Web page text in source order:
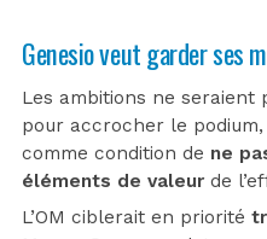
Genesio veut garder ses
Les ambitions ne seraient
pour accrocher le
comme condition de ne
éléments de valeur de
L’OM ciblerait en priorité